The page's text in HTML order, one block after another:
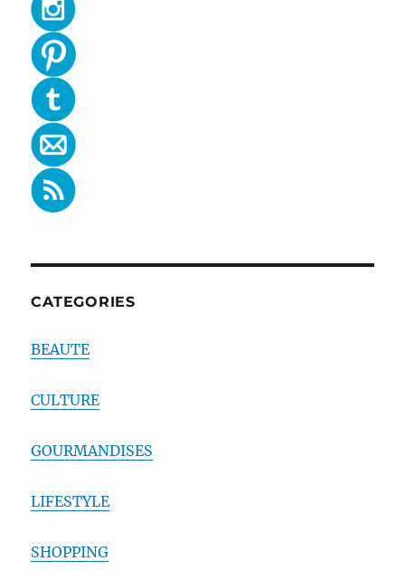
CATEGORIES
BEAUTE
CULTURE
GOURMANDISES
LIFESTYLE
SHOPPING